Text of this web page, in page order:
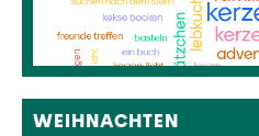
WEIHNACHTEN